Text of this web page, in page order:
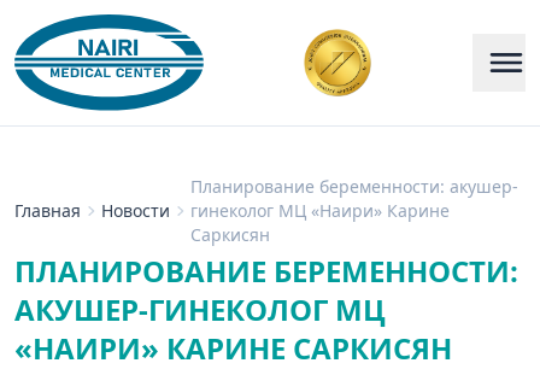
Главная Новости
Планирование беременности: акушер-
гинеколог МЦ «Наири» Карине
Саркисян
ПЛАНИРОВАНИЕ БЕРЕМЕННОСТИ:
АКУШЕР-ГИНЕКОЛОГ МЦ
«НАИРИ» КАРИНЕ САРКИСЯН